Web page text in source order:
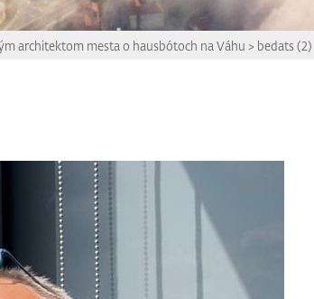
architektom mesta o hausbótoch na Váhu > bedats (2)